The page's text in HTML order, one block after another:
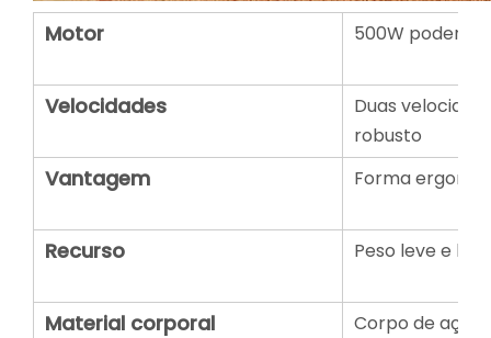
Motor 500W
Velocidades
Duas
robusto
Vantagem Forma
Recurso Peso leve e
Material corporal Corpo de aço